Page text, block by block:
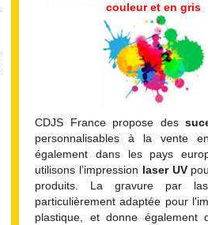
couleur et en gris
CDJS France propose des
personnalisables à la vente
également dans les pays
utilisons l’impression laser UV
produits. La gravure par
particulièrement adaptée pour
plastique, et donne également